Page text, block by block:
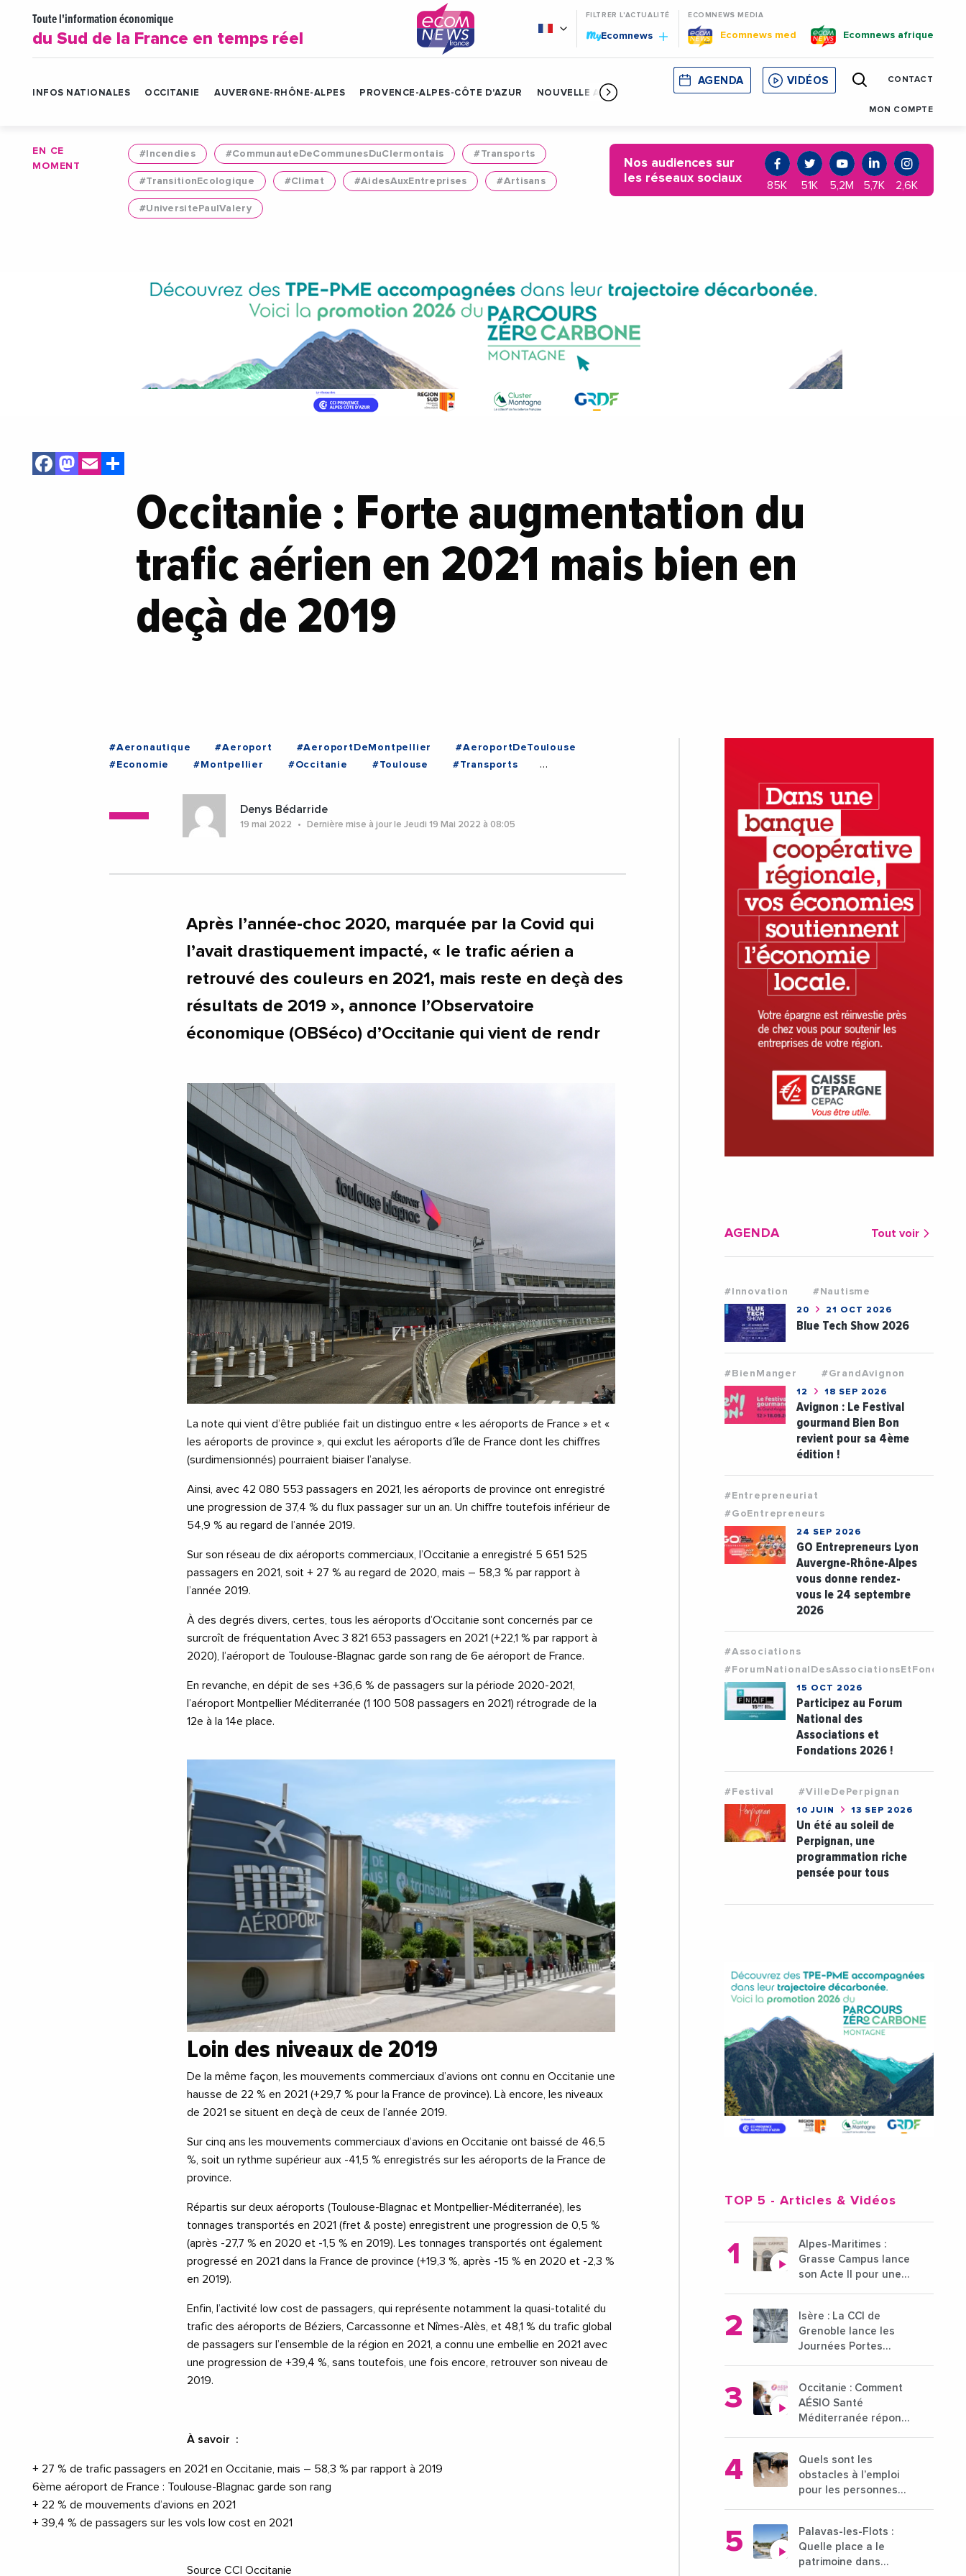
Toute l'information économique
du Sud de la France en temps réel
FILTRER L'ACTUALITÉ
MyEcomnews
ECOMNEWS MEDIA
Ecomnews med Ecomnews afrique
INFOS NATIONALES OCCITANIE AUVERGNE-RHÔNE-ALPES PROVENCE-ALPES-CÔTE D'AZUR NOUVELLE AQUITAINE CORSE MONACO CATALOGNE
AGENDA VIDÉOS CONTACT
MON COMPTE
EN CE
MOMENT
#Incendies #CommunauteDeCommunesDuClermontais #Transports
#TransitionEcologique #Climat #AidesAuxEntreprises #Artisans
#UniversitePaulValery
Nos audiences sur
les réseaux sociaux
85K 51K 5,2M 5,7K 2,6K
Facebook
Mastodon
Email
Occitanie : Forte augmentation du
trafic aérien en 2021 mais bien en
deçà de 2019
#Aeronautique #Aeroport #AeroportDeMontpellier
#AeroportDeToulouse
#Economie
#Montpellier #Occitanie #Toulouse
#Transports
Denys Bédarride
19 mai 2022 Dernière mise à jour le Jeudi 19 Mai 2022 à 08:05
Après l’année-choc 2020, marquée par la Covid qui
l’avait drastiquement impacté, « le trafic aérien a
retrouvé des couleurs en 2021, mais reste en deçà des
résultats de 2019 », annonce l’Observatoire
économique (OBSéco) d’Occitanie qui vient de rendr
La note qui vient d’être publiée fait un distinguo entre « les aéroports de France » et «
les aéroports de province », qui exclut les aéroports d’île de France dont les chiffres
(surdimensionnés) pourraient biaiser l’analyse.
Ainsi, avec 42 080 553 passagers en 2021, les aéroports de province ont enregistré
une progression de 37,4 % du flux passager sur un an. Un chiffre toutefois inférieur de
54,9 % au regard de l’année 2019.
Sur son réseau de dix aéroports commerciaux, l’Occitanie a enregistré 5 651 525
passagers en 2021, soit + 27 % au regard de 2020, mais – 58,3 % par rapport à
l’année 2019.
À des degrés divers, certes, tous les aéroports d’Occitanie sont concernés par ce
surcroît de fréquentation Avec 3 821 653 passagers en 2021 (+22,1 % par rapport à
2020), l’aéroport de Toulouse-Blagnac garde son rang de 6e aéroport de France.
En revanche, en dépit de ses +36,6 % de passagers sur la période 2020-2021,
l’aéroport Montpellier Méditerranée (1 100 508 passagers en 2021) rétrograde de la
12e à la 14e place.
Loin des niveaux de 2019
De la même façon, les mouvements commerciaux d’avions ont connu en Occitanie une
hausse de 22 % en 2021 (+29,7 % pour la France de province). Là encore, les niveaux
de 2021 se situent en deçà de ceux de l’année 2019.
Sur cinq ans les mouvements commerciaux d’avions en Occitanie ont baissé de 46,5
%, soit un rythme supérieur aux -41,5 % enregistrés sur les aéroports de la France de
province.
Répartis sur deux aéroports (Toulouse-Blagnac et Montpellier-Méditerranée), les
tonnages transportés en 2021 (fret & poste) enregistrent une progression de 0,5 %
(après -27,7 % en 2020 et -1,5 % en 2019). Les tonnages transportés ont également
progressé en 2021 dans la France de province (+19,3 %, après -15 % en 2020 et -2,3 %
en 2019).
Enfin, l’activité low cost de passagers, qui représente notamment la quasi-totalité du
trafic des aéroports de Béziers, Carcassonne et Nîmes-Alès, et 48,1 % du trafic global
de passagers sur l’ensemble de la région en 2021, a connu une embellie en 2021 avec
une progression de +39,4 %, sans toutefois, une fois encore, retrouver son niveau de
2019.
À savoir :
+ 27 % de trafic passagers en 2021 en Occitanie, mais – 58,3 % par rapport à 2019
6ème aéroport de France : Toulouse-Blagnac garde son rang
+ 22 % de mouvements d’avions en 2021
+ 39,4 % de passagers sur les vols low cost en 2021
Source CCI Occitanie
AGENDA Tout voir
#Innovation #Nautisme
20 21 OCT 2026
Blue Tech Show 2026
#BienManger #GrandAvignon
12 18 SEP 2026
Avignon : Le Festival
gourmand Bien Bon
revient pour sa 4ème
édition !
#Entrepreneuriat
#GoEntrepreneurs
24 SEP 2026
GO Entrepreneurs Lyon
Auvergne-Rhône-Alpes
vous donne rendez-
vous le 24 septembre
2026
#Associations
15 OCT 2026
Participez au Forum
National des
Associations et
Fondations 2026 !
#Festival #VilleDePerpignan
10 JUIN 13 SEP 2026
Un été au soleil de
Perpignan, une
programmation riche
pensée pour tous
TOP 5 - Articles & Vidéos
Alpes-Maritimes :
Grasse Campus lance
son Acte II pour une
l'enseignement
supérieur
Isère : La CCI de
Grenoble lance les
Journées Portes
21 octobre 2024
Occitanie : Comment
AÉSIO Santé
Méditerranée répond
?
Quels sont les
obstacles à l’emploi
pour les personnes
Palavas-les-Flots :
Quelle place a le
patrimoine dans